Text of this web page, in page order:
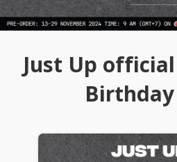
Just Up